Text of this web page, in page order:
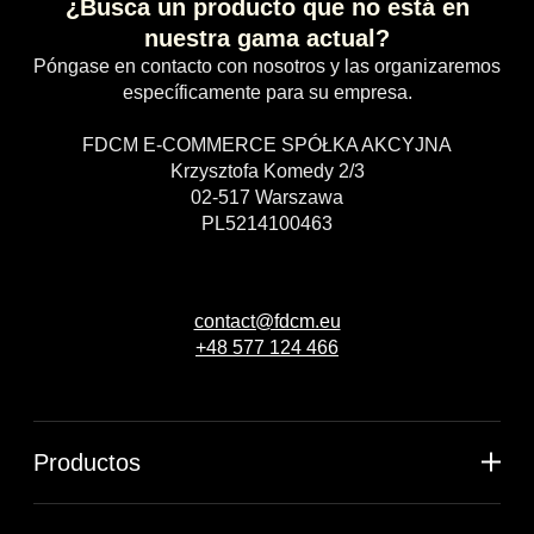
¿Busca un producto que no está en
nuestra gama actual?
Póngase en contacto con nosotros y las organizaremos
específicamente para su empresa.
FDCM E-COMMERCE SPÓŁKA AKCYJNA
Krzysztofa Komedy 2/3
02-517 Warszawa
PL5214100463
contact@fdcm.eu
+48 577 124 466
Productos